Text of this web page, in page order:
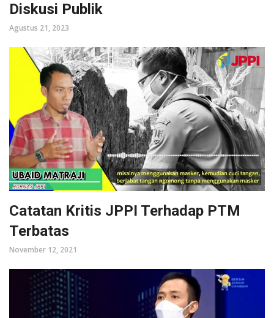
Diskusi Publik
Agustus 21, 2023
Catatan Kritis JPPI Terhadap PTM
Terbatas
November 12, 2021